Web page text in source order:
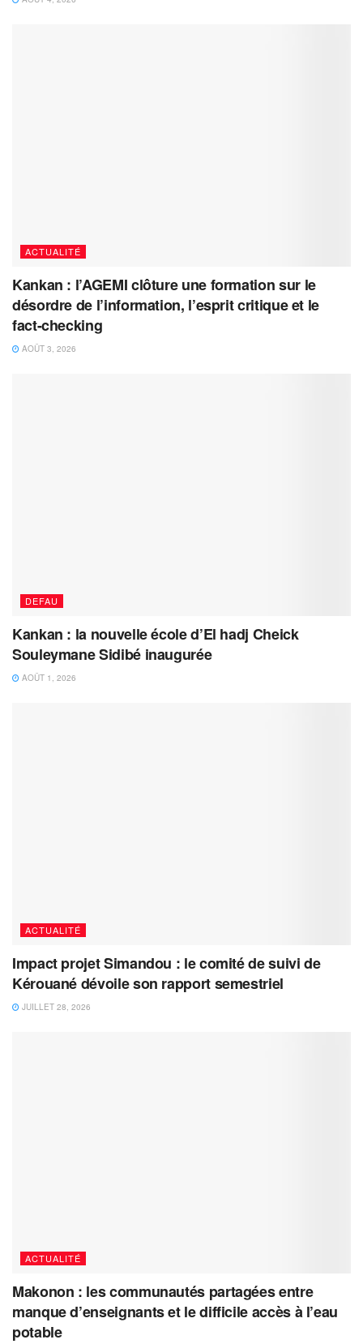
ACTUALITÉ
Kankan : l’AGEMI clôture une formation sur le
désordre de l’information, l’esprit critique et le
fact-checking
AOÛT 3, 2026
DEFAU
Kankan : la nouvelle école d’El hadj Cheick
Souleymane Sidibé inaugurée
AOÛT 1, 2026
ACTUALITÉ
Impact projet Simandou : le comité de suivi de
Kérouané dévoile son rapport semestriel
JUILLET 28, 2026
ACTUALITÉ
Makonon : les communautés partagées entre
manque d’enseignants et le difficile accès à l’eau
potable